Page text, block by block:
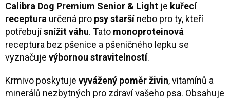
Calibra Dog Premium Senior & Light je kuřecí
receptura určená pro psy staršínebo pro ty, kteří
potřebujísnížit váhu. Tato monoproteinová
receptura bez pšenice a pšeničného lepku se
vyznačuje výbornou stravitelností.
Krmivo poskytuje vyvážený poměr živin, vitamínů a
minerálů nezbytných pro zdraví vašeho psa. Obsahuje